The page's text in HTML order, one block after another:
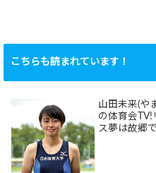
こちらも読まれています！
山田未来(や
の体育会TV!
ス夢は故郷